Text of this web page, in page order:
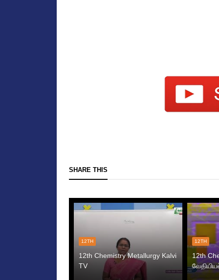
SHARE THIS
12TH
12th Chemistry Metallurgy Kalvi
TV
12TH
12th